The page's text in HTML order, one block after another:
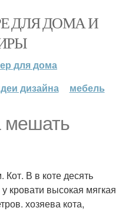
ДЛЯ ДОМА И
для дома
дизайна мебель
мешать
В в коте десять
кровати высокая мягкая
хозяева кота,